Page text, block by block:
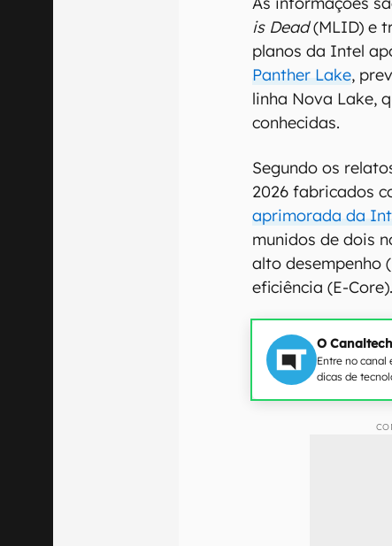
is Dead(MLID) e
planos da Intel
Panther Lake,
linha Nova Lake,
conhecidas.
Segundo os
2026 fabricados
aprimorada da
munidos de dois
alto desempenho
eficiência (E-Core).
O
Entre no canal
dicas de